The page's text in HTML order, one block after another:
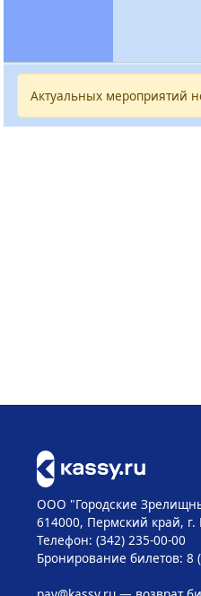
Актуальных мероприятий
ООО "Городские
614000, Пермский край,
Телефон: (342) 235-00-00
Бронирование билетов: 8